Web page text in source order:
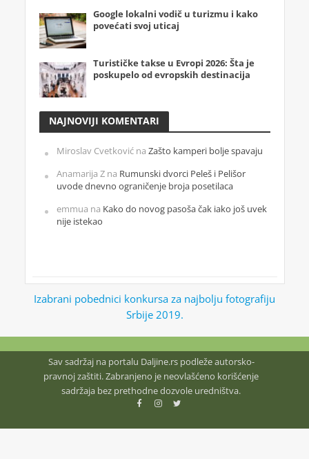
Google lokalni vodič u turizmu i kako
povećati svoj uticaj
Turističke takse u Evropi 2026: Šta je
poskupelo od evropskih destinacija
NAJNOVIJI KOMENTARI
Miroslav Cvetkovićna Zašto kamperi bolje spavaju
Anamarija Zna Rumunski dvorci Peleš i Pelišor
uvode dnevno ograničenje broja posetilaca
emmua na Kako do novog pasoša čak iako još uvek
nije istekao
Izabrani pobednici konkursa za najbolju fotografiju
Srbije 2019.
Sav sadržaj na portalu Daljine.rs podleže autorsko-
pravnoj zaštiti. Zabranjeno je neovlašćeno korišćenje
sadržaja bez prethodne dozvole uredništva.